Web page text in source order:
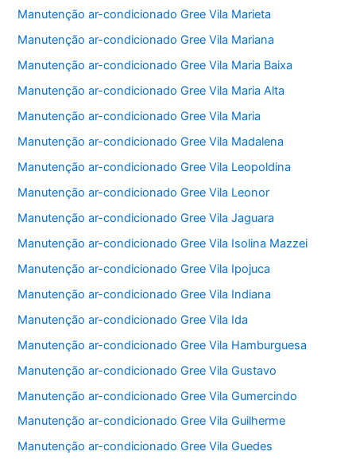
Manutenção ar-condicionado Gree Vila Marieta
Manutenção ar-condicionado Gree Vila Mariana
Manutenção ar-condicionado Gree Vila Maria Baixa
Manutenção ar-condicionado Gree Vila Maria Alta
Manutenção ar-condicionado Gree Vila Maria
Manutenção ar-condicionado Gree Vila Madalena
Manutenção ar-condicionado Gree Vila Leopoldina
Manutenção ar-condicionado Gree Vila Leonor
Manutenção ar-condicionado Gree Vila Jaguara
Manutenção ar-condicionado Gree Vila Isolina Mazzei
Manutenção ar-condicionado Gree Vila Ipojuca
Manutenção ar-condicionado Gree Vila Indiana
Manutenção ar-condicionado Gree Vila Ida
Manutenção ar-condicionado Gree Vila Hamburguesa
Manutenção ar-condicionado Gree Vila Gustavo
Manutenção ar-condicionado Gree Vila Gumercindo
Manutenção ar-condicionado Gree Vila Guilherme
Manutenção ar-condicionado Gree Vila Guedes